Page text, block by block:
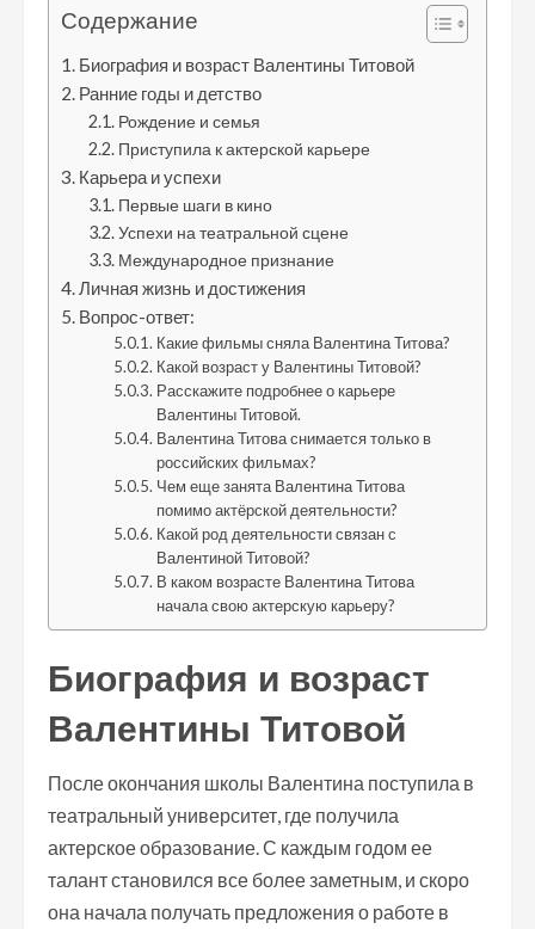
Содержание
Биография и возраст Валентины Титовой
Ранние годы и детство
Рождение и семья
Приступила к актерской карьере
Карьера и успехи
Первые шаги в кино
Успехи на театральной сцене
Международное признание
Личная жизнь и достижения
Вопрос-ответ:
Какие фильмы сняла Валентина Титова?
Какой возраст у Валентины Титовой?
Расскажите подробнее о карьере
Валентины Титовой.
Валентина Титова снимается только в
российских фильмах?
Чем еще занята Валентина Титова
помимо актёрской деятельности?
Какой род деятельности связан с
Валентиной Титовой?
В каком возрасте Валентина Титова
начала свою актерскую карьеру?
Биография и возраст
Валентины Титовой
После окончания школы Валентина поступила в
театральный университет, где получила
актерское образование. С каждым годом ее
талант становился все более заметным, и скоро
она начала получать предложения о работе в